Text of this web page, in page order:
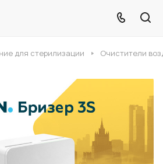
для стерилизации Очистители